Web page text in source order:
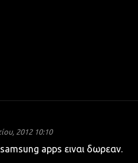
2012 10:10
apps ειναι δωρεαν.